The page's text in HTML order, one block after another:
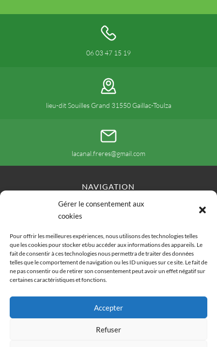
Gérer le consentement aux
cookies
Pour offrir les meilleures expériences, nous utilisons des technologies telles
que les cookies pour stocker et/ou accéder aux informations des appareils. Le
fait de consentir à ces technologies nous permettra de traiter des données
telles que le comportement de navigation ou les ID uniques sur ce site. Le fait de
ne pas consentir ou de retirer son consentement peut avoir un effet négatif sur
certaines caractéristiques et fonctions.
Accepter
Refuser
06 03 47 15 19
lieu-dit Souilles Grand 31550 Gaillac-Toulza
lacanal.freres@gmail.com
NAVIGATION
Accueil
RÉALISATION